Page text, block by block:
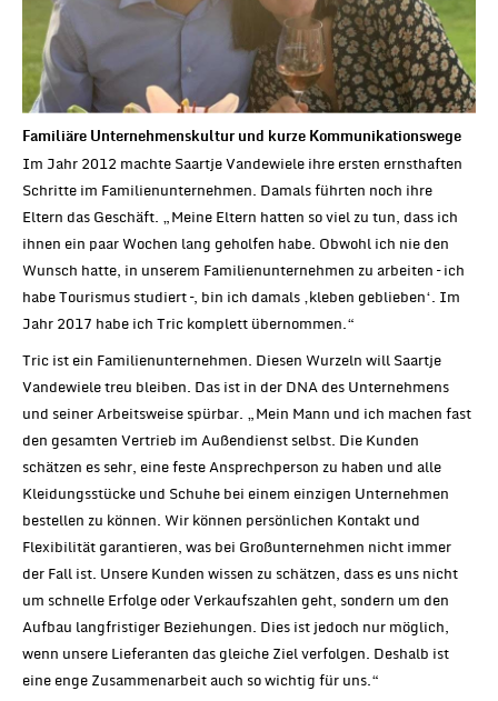
Familiäre Unternehmenskultur und kurze Kommunikationswege
Im Jahr 2012 machte Saartje Vandewiele ihre ersten ernsthaften
Schritte im Familienunternehmen. Damals führten noch ihre
Eltern das Geschäft. „Meine Eltern hatten so viel zu tun, dass ich
ihnen ein paar Wochen lang geholfen habe. Obwohl ich nie den
Wunsch hatte, in unserem Familienunternehmen zu arbeiten – ich
habe Tourismus studiert –, bin ich damals ‚kleben geblieben‘. Im
Jahr 2017 habe ich Tric komplett übernommen.“
Tric ist ein Familienunternehmen. Diesen Wurzeln will Saartje
Vandewiele treu bleiben. Das ist in der DNA des Unternehmens
und seiner Arbeitsweise spürbar. „Mein Mann und ich machen fast
den gesamten Vertrieb im Außendienst selbst. Die Kunden
schätzen es sehr, eine feste Ansprechperson zu haben und alle
Kleidungsstücke und Schuhe bei einem einzigen Unternehmen
bestellen zu können. Wir können persönlichen Kontakt und
Flexibilität garantieren, was bei Großunternehmen nicht immer
der Fall ist. Unsere Kunden wissen zu schätzen, dass es uns nicht
um schnelle Erfolge oder Verkaufszahlen geht, sondern um den
Aufbau langfristiger Beziehungen. Dies ist jedoch nur möglich,
wenn unsere Lieferanten das gleiche Ziel verfolgen. Deshalb ist
eine enge Zusammenarbeit auch so wichtig für uns.“